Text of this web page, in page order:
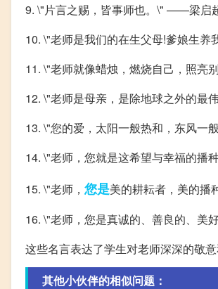
9. \"片言之赐，皆事师也。\" ——梁启
10. \"老师是我们的在生父母!爹娘生养
11. \"老师就像蜡烛，燃烧自己，照亮
12. \"老师是母亲，是除地球之外的最
13. \"您的爱，太阳一般热和，东风一
14. \"老师，您就是这希望与幸福的播
15. \"老师， 您是美的耕耘者，美的播
16. \"老师，您是真诚的、善良的、美
这些名言表达了学生对老师深深的敬
其他小伙伴的相似问题：